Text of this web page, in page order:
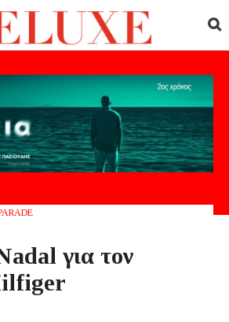
για τον